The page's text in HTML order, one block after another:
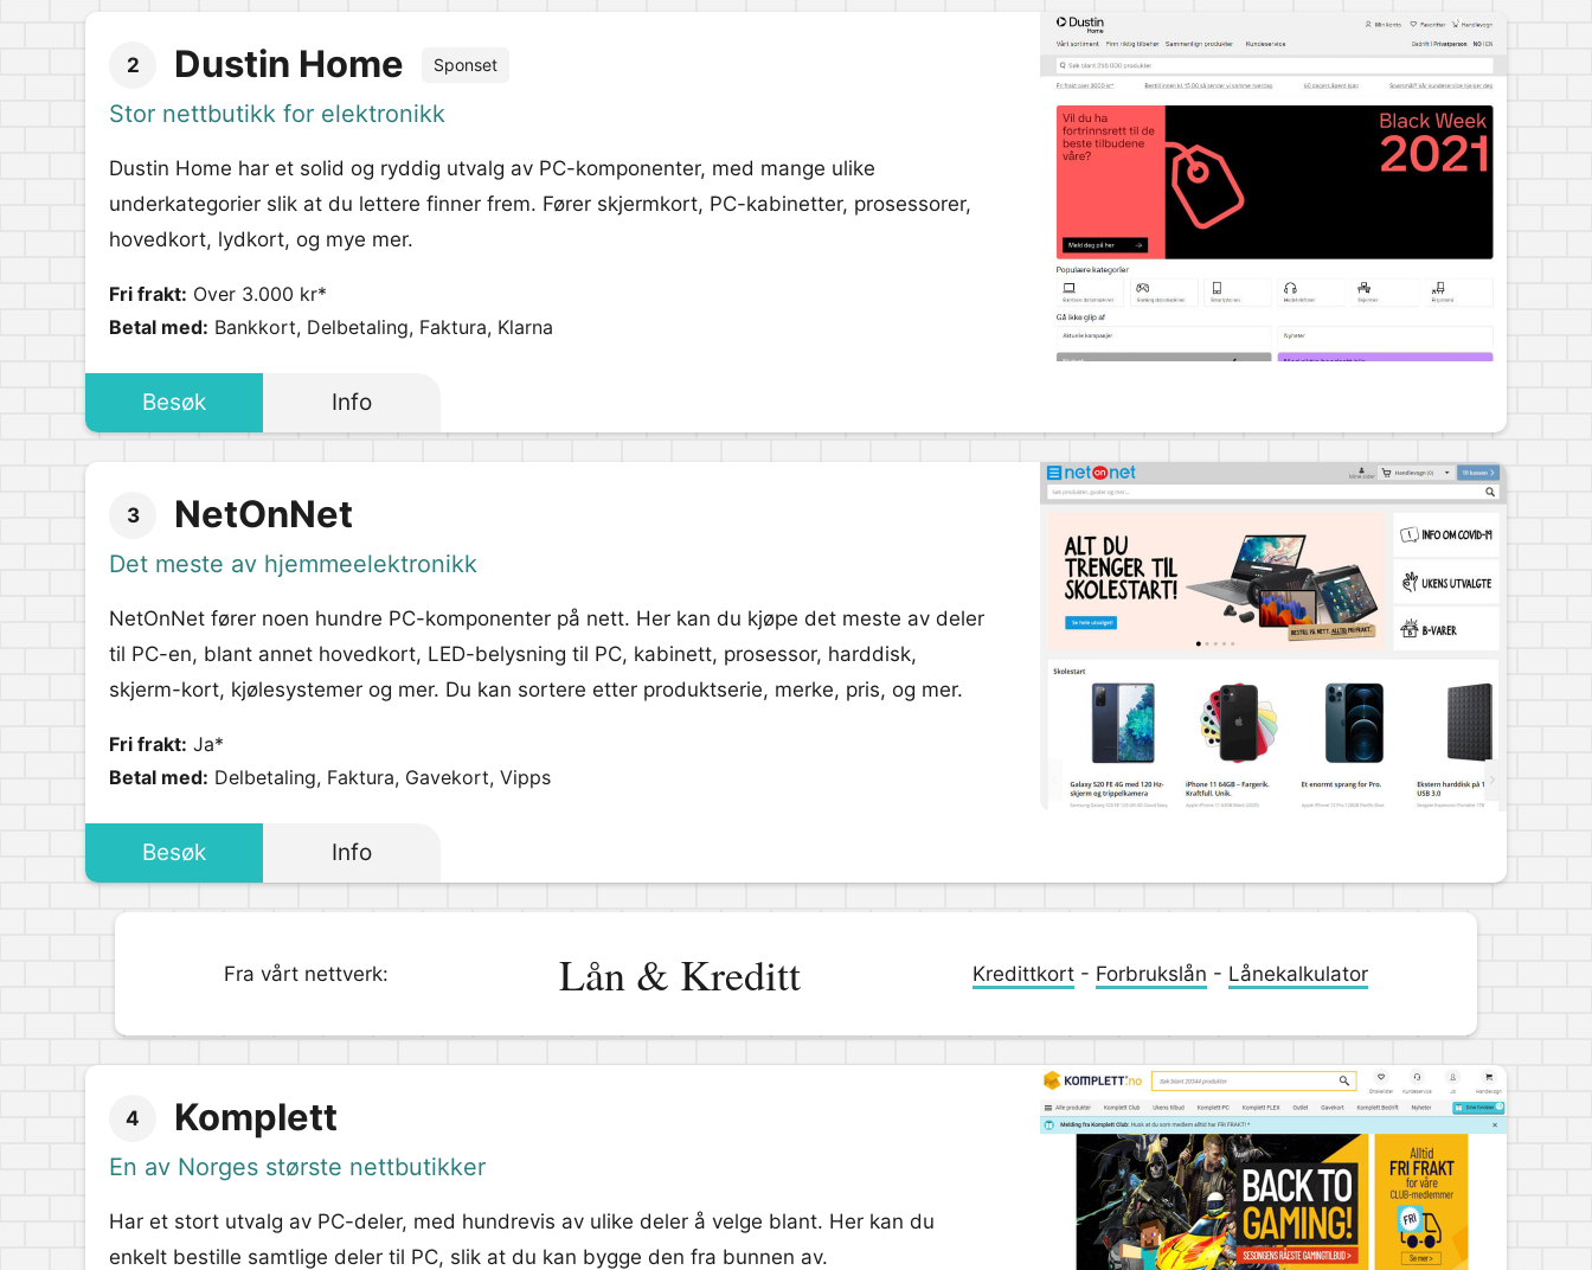
2 Dustin Home Sponset
Stor nettbutikk for elektronikk
Dustin Home har et solid og ryddig utvalg av PC-komponenter, med mange ulike
underkategorier slik at du lettere finner frem. Fører skjermkort, PC-kabinetter, prosessorer,
hovedkort, lydkort, og mye mer.
Fri frakt: Over 3.000 kr*
Betal med: Bankkort, Delbetaling, Faktura, Klarna
Besøk Info
3 NetOnNet
Det meste av hjemmeelektronikk
NetOnNet fører noen hundre PC-komponenter på nett. Her kan du kjøpe det meste av deler
til PC-en, blant annet hovedkort, LED-belysning til PC, kabinett, prosessor, harddisk,
skjerm-kort, kjølesystemer og mer. Du kan sortere etter produktserie, merke, pris, og mer.
Fri frakt: Ja*
Betal med: Delbetaling, Faktura, Gavekort, Vipps
Besøk Info
Fra vårt nettverk: Lån & Kreditt Kredittkort- Forbrukslån - Lånekalkulator
4 Komplett
En av Norges største nettbutikker
Har et stort utvalg av PC-deler, med hundrevis av ulike deler å velge blant. Her kan du
enkelt bestille samtlige deler til PC, slik at du kan bygge den fra bunnen av.